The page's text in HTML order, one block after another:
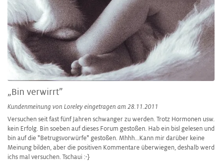
„Bin verwirrt”
Kundenmeinung von Loreley eingetragen am 28.11.2011
Versuchen seit fast fünf Jahren schwanger zu werden. Trotz Hormonen usw.
kein Erfolg. Bin soeben auf dieses Forum gestoßen. Hab ein bisl gelesen und
bin auf die "Betrugsvorwürfe" gestoßen. Mhhh...Kann mir darüber keine
Meinung bilden, aber die positiven Kommentare überwiegen, deshalb werd
ichs mal versuchen. Tschaui :-}